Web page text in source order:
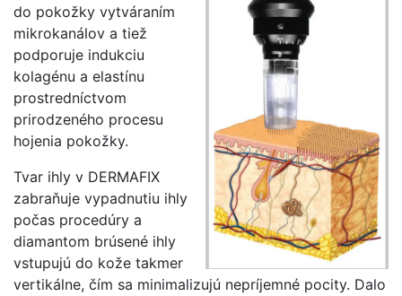
do pokožky vytváraním
mikrokanálov a tiež
podporuje indukciu
kolagénu a elastínu
prostredníctvom
prirodzeného procesu
hojenia pokožky.
Tvar ihly v DERMAFIX
zabraňuje vypadnutiu ihly
počas procedúry a
diamantom brúsené ihly
vstupujú do kože takmer
vertikálne, čím sa minimalizujú nepríjemné pocity. Dalo